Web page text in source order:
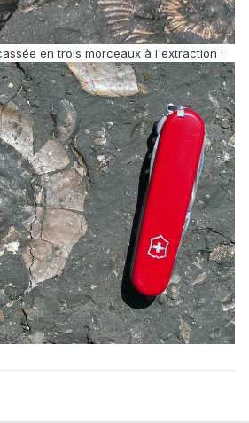
en trois morceaux à l'extraction :